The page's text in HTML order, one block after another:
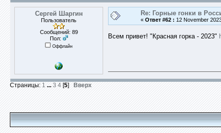
Сергей Шаргин
Пользователь
Сообщений: 89
Пол:
Оффлайн
Re: Горные гонки в
« Ответ #62 : 12 November
Всем привет! "Красная горка - 2023"
Страницы: 1 ... 3 4 [5] Вверх